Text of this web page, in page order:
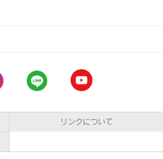
リンクについて